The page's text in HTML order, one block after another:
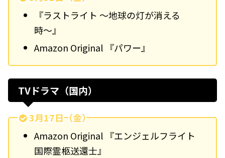
『ラストライト 〜地球の灯が消える
時〜』
Amazon Original 『パワー』
TVドラマ（国内）
3月17日（金）
Amazon Original 『エンジェルフライト
国際霊柩送還士』